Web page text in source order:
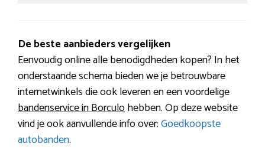
De beste aanbieders vergelijken
Eenvoudig online alle benodigdheden kopen? In het
onderstaande schema bieden we je betrouwbare
internetwinkels die ook leveren en een voordelige
bandenservice in Borculohebben. Op deze website
vind je ook aanvullende info over:Goedkoopste
autobanden.